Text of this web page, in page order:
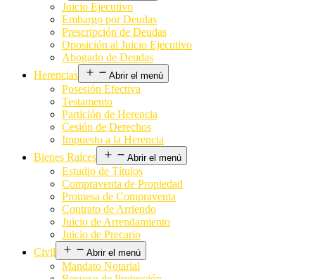
Juicio Ejecutivo
Embargo por Deudas
Prescripción de Deudas
Oposición al Juicio Ejecutivo
Abogado de Deudas
Herencias
Abrir el menú
Posesión Efectiva
Testamento
Partición de Herencia
Cesión de Derechos
Impuesto a la Herencia
Bienes Raíces
Abrir el menú
Estudio de Títulos
Compraventa de Propiedad
Promesa de Compraventa
Contrato de Arriendo
Juicio de Arrendamiento
Juicio de Precario
Civil
Abrir el menú
Mandato Notarial